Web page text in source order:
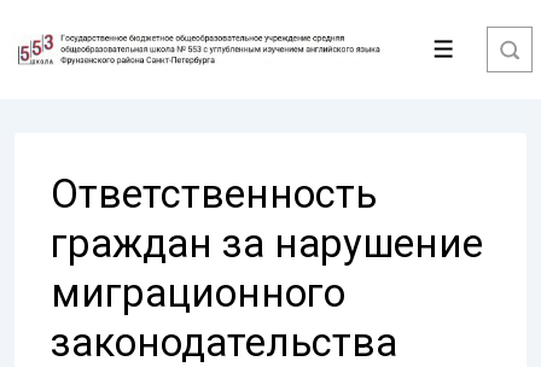
Перейти
Меню
Ответственность
граждан за нарушение
миграционного
законодательства